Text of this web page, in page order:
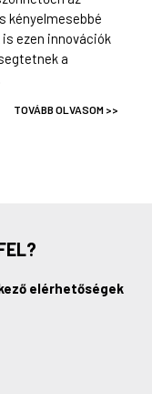
kényelmesebbé
ezen innovációk
a
TOVÁBB OLVASOM >>
elérhetőségek